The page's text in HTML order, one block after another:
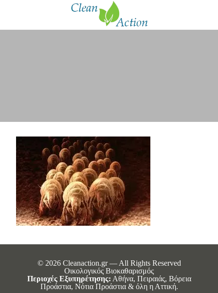
© 2026 Cleanaction.gr — All Rights Reserved
Οικολογικός Βιοκαθαρισμός
Περιοχές Εξυπηρέτησης: Αθήνα, Πειραιάς, Βόρεια
Προάστια, Νότια Προάστια & όλη η Αττική.